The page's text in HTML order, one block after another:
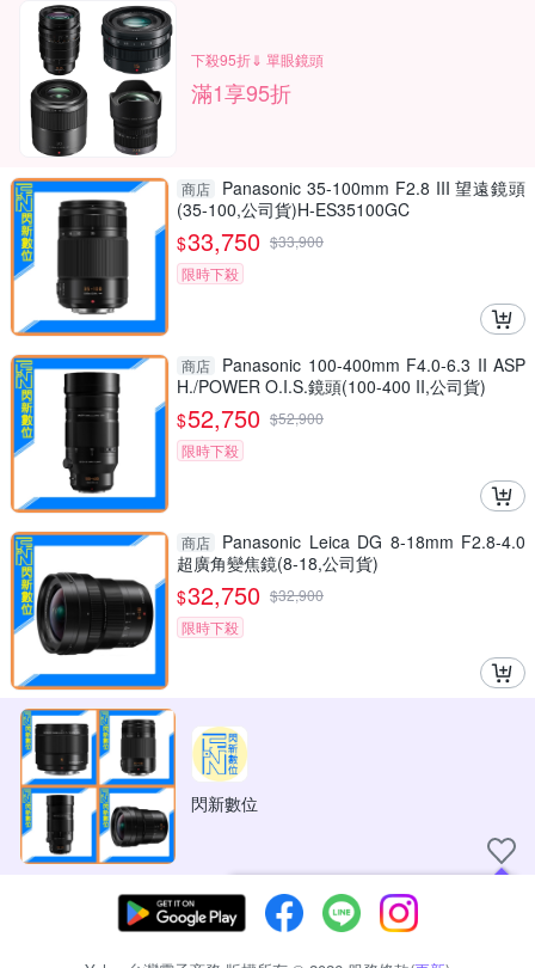
下殺95折⇓ 單眼鏡頭
滿1享95折
商店
Panasonic 35-100mm F2.8 III 望遠鏡頭
(35-100,公司貨)H-ES35100GC
$33,750 $33,900
限時下殺
商店
Panasonic 100-400mm F4.0-6.3 II ASP
H./POWER O.I.S.鏡頭(100-400 II,公司貨)
$52,750 $52,900
限時下殺
商店
Panasonic Leica DG 8-18mm F2.8-4.0
超廣角變焦鏡(8-18,公司貨)
$32,750 $32,900
限時下殺
閃新數位
現在可以追蹤你喜愛的商店！